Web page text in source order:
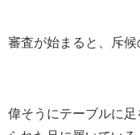
審査が始まると、斥候
偉そうにテーブルに